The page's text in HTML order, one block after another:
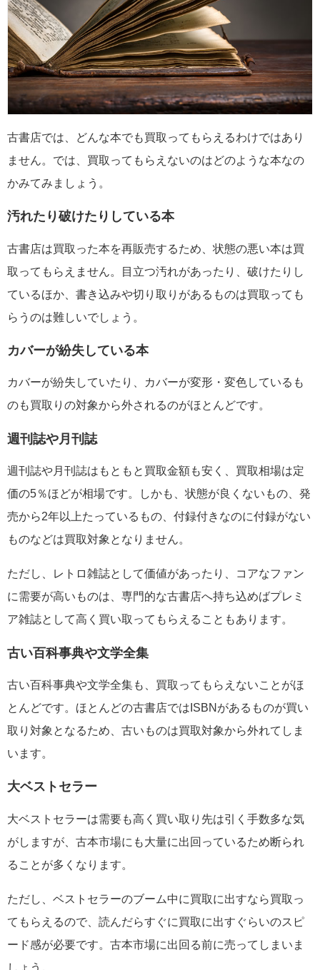
古書店では、どんな本でも買取ってもらえるわけではあり
ません。では、買取ってもらえないのはどのような本なの
かみてみましょう。
汚れたり破けたりしている本
古書店は買取った本を再販売するため、状態の悪い本は買
取ってもらえません。目立つ汚れがあったり、破けたりし
ているほか、書き込みや切り取りがあるものは買取っても
らうのは難しいでしょう。
カバーが紛失している本
カバーが紛失していたり、カバーが変形・変色しているも
のも買取りの対象から外されるのがほとんどです。
週刊誌や月刊誌
週刊誌や月刊誌はもともと買取金額も安く、買取相場は定
価の5％ほどが相場です。しかも、状態が良くないもの、発
売から2年以上たっているもの、付録付きなのに付録がない
ものなどは買取対象となりません。
ただし、レトロ雑誌として価値があったり、コアなファン
に需要が高いものは、専門的な古書店へ持ち込めばプレミ
ア雑誌として高く買い取ってもらえることもあります。
古い百科事典や文学全集
古い百科事典や文学全集も、買取ってもらえないことがほ
とんどです。ほとんどの古書店ではISBNがあるものが買い
取り対象となるため、古いものは買取対象から外れてしま
います。
大ベストセラー
大ベストセラーは需要も高く買い取り先は引く手数多な気
がしますが、古本市場にも大量に出回っているため断られ
ることが多くなります。
ただし、ベストセラーのブーム中に買取に出すなら買取っ
てもらえるので、読んだらすぐに買取に出すぐらいのスピ
ード感が必要です。古本市場に出回る前に売ってしまいま
しょう。